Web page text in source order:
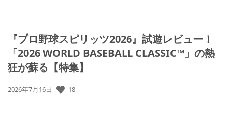
『プロ野球スピリッツ2026』試遊レビュー！
「2026 WORLD BASEBALL CLASSIC™」の熱
狂が蘇る【特集】
公
2026年7月16日 18